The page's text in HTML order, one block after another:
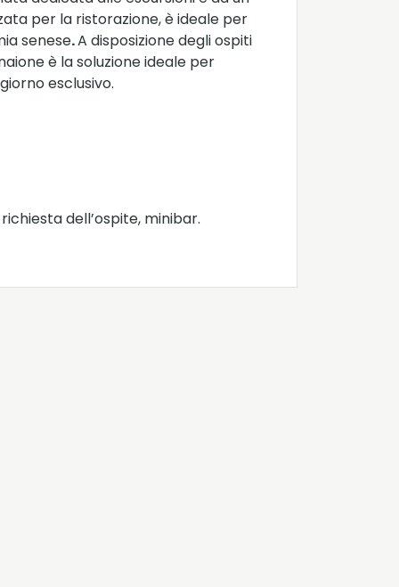
per la ristorazione, è ideale per
senese.A disposizione degli ospiti
è la soluzione ideale per
esclusivo.
dell’ospite, minibar.